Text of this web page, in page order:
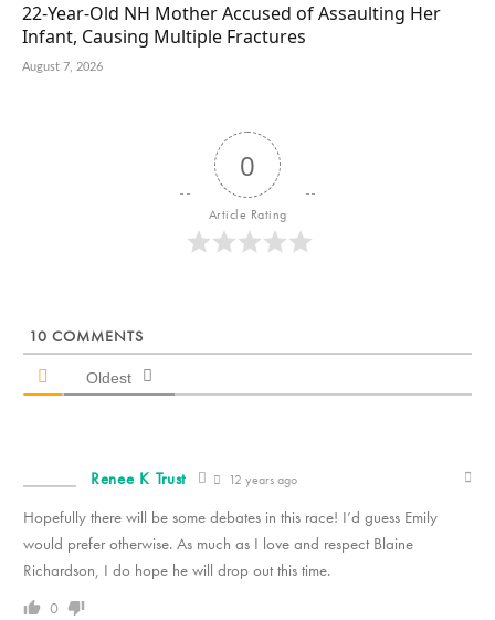
22-Year-Old NH Mother Accused of Assaulting Her
Infant, Causing Multiple Fractures
August 7, 2026
0
Article Rating
10 COMMENTS
Oldest
Renee K Trust 12 years ago
Hopefully there will be some debates in this race! I’d guess Emily
would prefer otherwise. As much as I love and respect Blaine
Richardson, I do hope he will drop out this time.
0